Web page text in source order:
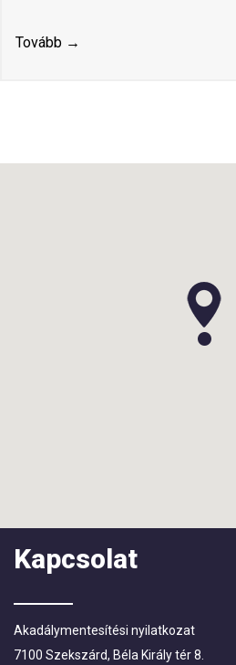
Tovább →
Kapcsolat
Akadálymentesítési nyilatkozat
7100 Szekszárd, Béla Király tér 8.